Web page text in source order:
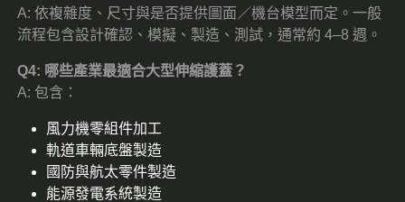
A: 依複雜度、尺寸與是否提供圖面／機台模型而定。一般
流程包含設計確認、模擬、製造、測試，通常約 4–8 週。
Q4: 哪些產業最適合大型伸縮護蓋？
A: 包含：
風力機零組件加工
軌道車輛底盤製造
國防與航太零件製造
能源發電系統製造